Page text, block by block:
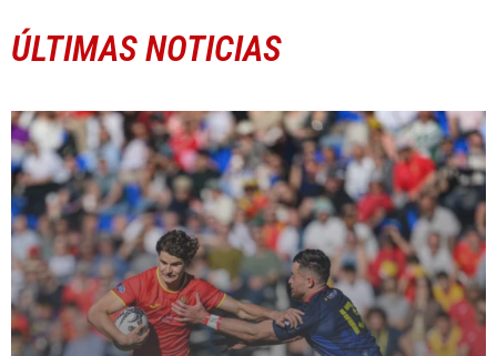
ÚLTIMAS NOTICIAS